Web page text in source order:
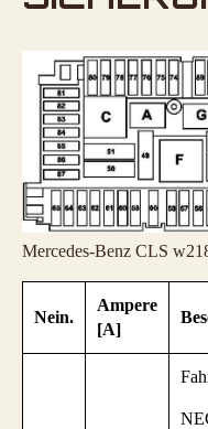
Mercedes-Benz CLS
Nein.
Ampere
[A]